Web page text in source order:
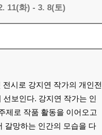
11(화) - 3. 8(토)
시로 강지연 작가의 개인전
보인다. 강지연 작가는 인
제로 작품 활동을 이어오고
갈망하는 인간의 모습을 다